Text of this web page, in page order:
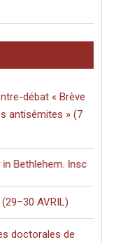
débat « Brève
antisémites » (7
Inscriptions
AVRIL)
doctorales de